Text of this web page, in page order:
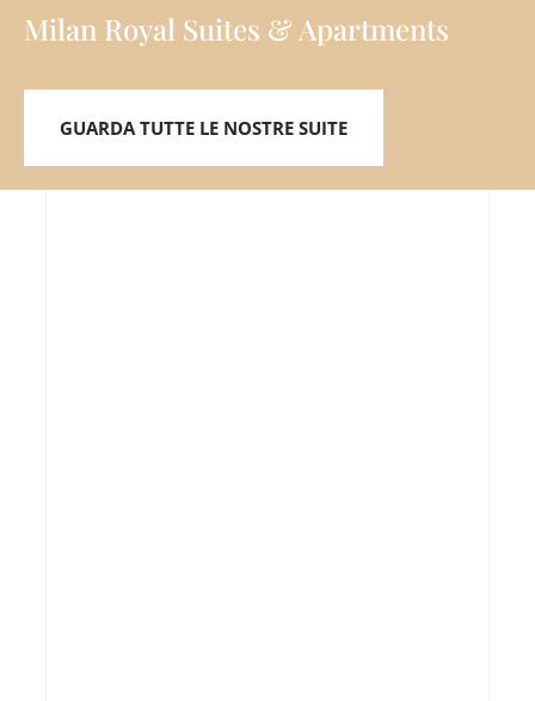
Milan Royal Suites & Apartments
GUARDA TUTTE LE NOSTRE SUITE